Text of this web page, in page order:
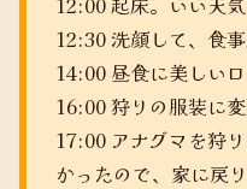
12:30 洗顔して、食
14:00 昼食に美しい
16:00 狩りの服装に変
17:00 アナグマを狩
かったので、家に戻り